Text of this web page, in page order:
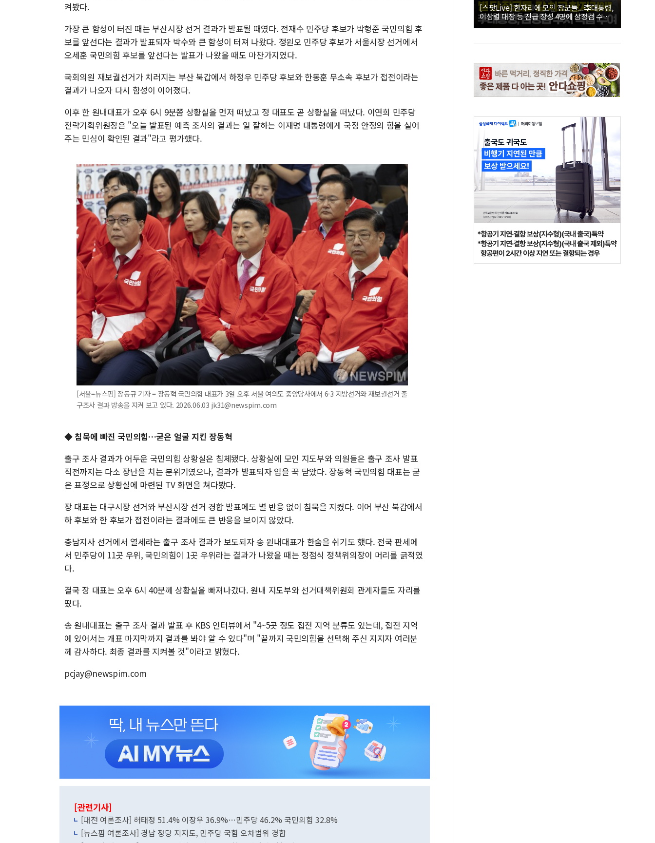
켜봤다.
가장 큰 함성이 터진 때는 부산시장 선거 결과가 발표될 때였다. 전재수 민주당 후보가 박형준 국민의힘 후
보를 앞선다는 결과가 발표되자 박수와 큰 함성이 터져 나왔다. 정원오 민주당 후보가 서울시장 선거에서
오세훈 국민의힘 후보를 앞선다는 발표가 나왔을 때도 마찬가지였다.
국회의원 재보궐선거가 치러지는 부산 북갑에서 하정우 민주당 후보와 한동훈 무소속 후보가 접전이라는
결과가 나오자 다시 함성이 이어졌다.
이후 한 원내대표가 오후 6시 9분쯤 상황실을 먼저 떠났고 정 대표도 곧 상황실을 떠났다. 이연희 민주당
전략기획위원장은 "오늘 발표된 예측 조사의 결과는 일 잘하는 이재명 대통령에게 국정 안정의 힘을 실어
주는 민심이 확인된 결과"라고 평가했다.
[서울=뉴스핌] 장동규 기자 = 장동혁 국민의힘 대표가 3일 오후 서울 여의도 중앙당사에서 6·3 지방선거와 재보궐선거 출
구조사 결과 방송을 지켜 보고 있다. 2026.06.03 jk31@newspim.com
◆ 침묵에 빠진 국민의힘…굳은 얼굴 지킨 장동혁
출구 조사 결과가 어두운 국민의힘 상황실은 침체됐다. 상황실에 모인 지도부와 의원들은 출구 조사 발표
직전까지는 다소 장난을 치는 분위기였으나, 결과가 발표되자 입을 꾹 닫았다. 장동혁 국민의힘 대표는 굳
은 표정으로 상황실에 마련된 TV 화면을 쳐다봤다.
장 대표는 대구시장 선거와 부산시장 선거 경합 발표에도 별 반응 없이 침묵을 지켰다. 이어 부산 북갑에서
하 후보와 한 후보가 접전이라는 결과에도 큰 반응을 보이지 않았다.
충남지사 선거에서 열세라는 출구 조사 결과가 보도되자 송 원내대표가 한숨을 쉬기도 했다. 전국 판세에
서 민주당이 11곳 우위, 국민의힘이 1곳 우위라는 결과가 나왔을 때는 정점식 정책위의장이 머리를 긁적였
다.
결국 장 대표는 오후 6시 40분께 상황실을 빠져나갔다. 원내 지도부와 선거대책위원회 관계자들도 자리를
떴다.
송 원내대표는 출구 조사 결과 발표 후 KBS 인터뷰에서 "4~5곳 정도 접전 지역 분류도 있는데, 접전 지역
에 있어서는 개표 마지막까지 결과를 봐야 알 수 있다"며 "끝까지 국민의힘을 선택해 주신 지지자 여러분
께 감사하다. 최종 결과를 지켜볼 것"이라고 밝혔다.
pcjay@newspim.com
[관련기사]
[대전 여론조사] 허태정 51.4% 이장우 36.9%…민주당 46.2% 국민의힘 32.8%
[뉴스핌 여론조사] 경남 정당 지지도, 민주당 국힘 오차범위 경합
[스팟Live] 한자리에 모인 장군들...李대통령,
이상렬 대장 등 진급 장성 4명에 삼정검 수치
직접 수여｜26.08.07 장성 진급·삼정검 수치